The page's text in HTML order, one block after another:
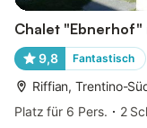
Chalet "Ebnerhof"
9,8 Fantastisch
Riffian, Trentino-
Platz für 6 Pers.
2